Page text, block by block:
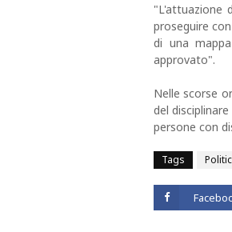
"L'attuazione
proseguire
di una
approvato".
Nelle scorse
del
persone con
Tags